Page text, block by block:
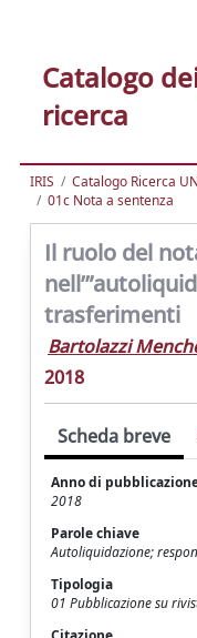
Catalogo
ricerca
IRIS Catalogo Ricerca
01c Nota a sentenza
Il ruolo del
trasferimenti
Bartolazzi
2018
Scheda breve
Anno di
2018
Parole chiave
Autoliquidazione;
Tipologia
01 Pubblicazione su